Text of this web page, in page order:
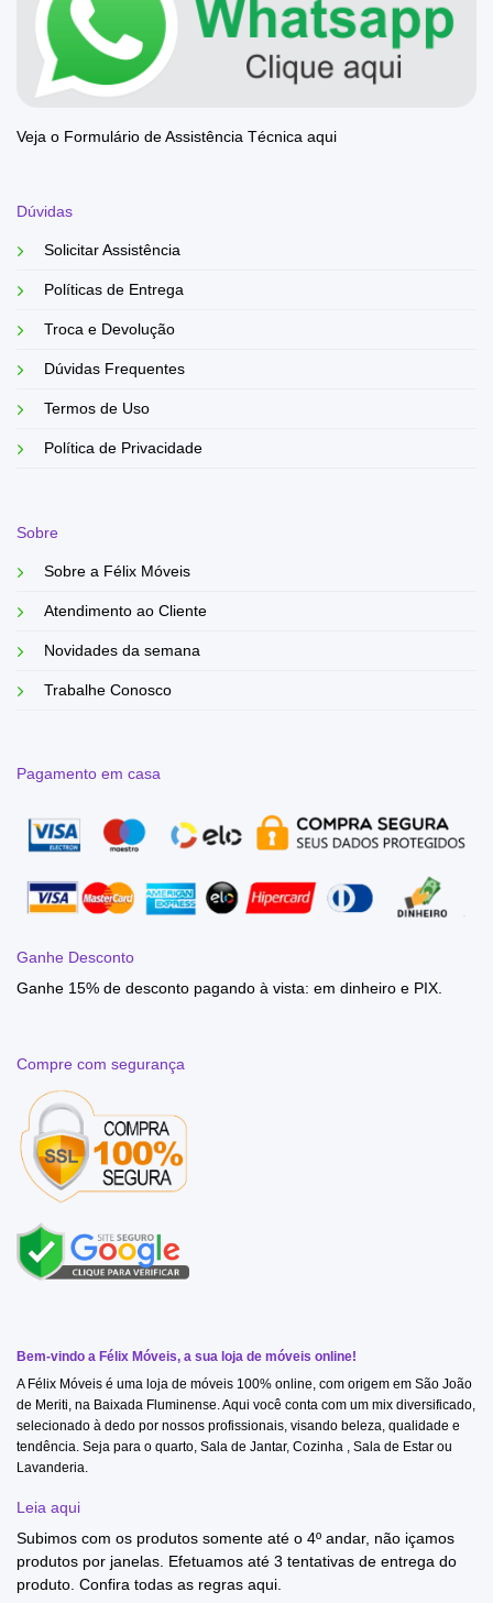
Veja o Formulário de Assistência Técnica aqui
Dúvidas
Solicitar Assistência
Políticas de Entrega
Troca e Devolução
Dúvidas Frequentes
Termos de Uso
Política de Privacidade
Sobre
Sobre a Félix Móveis
Atendimento ao Cliente
Novidades da semana
Trabalhe Conosco
Pagamento em casa
Ganhe Desconto
Ganhe 15% de desconto pagando à vista: em dinheiro e PIX.
Compre com segurança
Bem-vindo a Félix Móveis, a sua loja de móveis online!
A Félix Móveis é uma loja de móveis 100% online, com origem em São João
de Meriti, na Baixada Fluminense. Aqui você conta com um mix diversificado,
selecionado à dedo por nossos profissionais, visando beleza, qualidade e
tendência. Seja para o quarto, Sala de Jantar, Cozinha , Sala de Estar ou
Lavanderia.
Leia aqui
Subimos com os produtos somente até o 4º andar, não içamos
produtos por janelas. Efetuamos até 3 tentativas de entrega do
produto. Confira todas as regras aqui